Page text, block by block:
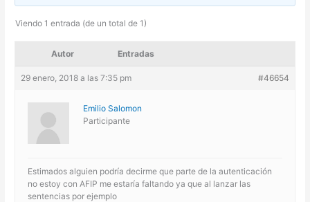
Viendo 1 entrada (de un total de 1)
Autor Entradas
29 enero, 2018 a las 7:35 pm #46654
Emilio Salomon
Participante
Estimados alguien podría decirme que parte de la autenticación
no estoy con AFIP me estaría faltando ya que al lanzar las
sentencias por ejemplo